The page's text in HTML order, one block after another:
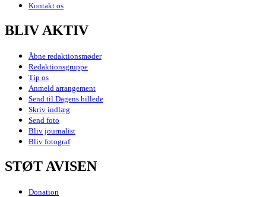
Kontakt os
BLIV AKTIV
Åbne redaktionsmøder
Redaktionsgruppe
Tip os
Anmeld arrangement
Send til Dagens billede
Skriv indlæg
Send foto
Bliv journalist
Bliv fotograf
STØT AVISEN
Donation